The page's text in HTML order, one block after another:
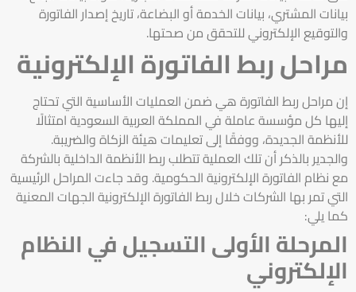
بيانات المشتري، بيانات الخدمة أو البضاعة، تاريخ إصدار الفاتورة
والتوقيع الإلكتروني للتحقق من صحتها.
مراحل ربط الفاتورة الإلكترونية
إنمراحل ربط الفاتورة هيضمن العمليات الأساسية التي تحتاج
إليها كل مؤسسة عاملة في المملكة العربية السعودية امتثالًا
للأنظمة الجديدة، ووفقًا إلى تعليمات هيئة الزكاة والضريبة.
والجدير بالذكر أن تلك العملية تتطلب ربط الأنظمة الداخلية بالشركة
مع نظام الفاتورة الإلكترونية الحكومية. وقد جاءت المراحل الرئيسية
التي تمر بها الشركات خلال ربط الفاتورة الإلكترونية الجهات المعنية
كما يلي:
المرحلة الأولى التسجيل في النظام
الإلكتروني